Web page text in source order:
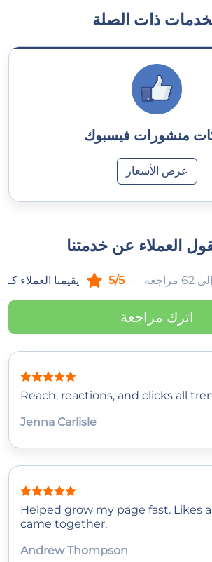
ذات الصلة
منشورات فيسبوك
عرض الأسعار
العملاء عن خدمتنا
يقيمنا العملاء كـ 5/5
اترك مراجعة
Reach, reactions, and clicks all
Jenna Carlisle
Helped grow my page fast. Likes
came together.
Andrew Thompson